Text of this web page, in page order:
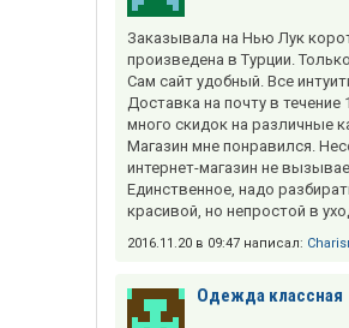
Заказывала на Нью Лук
произведена в Турции.
Сам сайт удобный. Все
Доставка на почту в
много скидок на различные
Магазин мне понравился.
интернет-магазин не
Единственное, надо
красивой, но непростой в
2016.11.20 в 09:47 написал:
Одежда классная